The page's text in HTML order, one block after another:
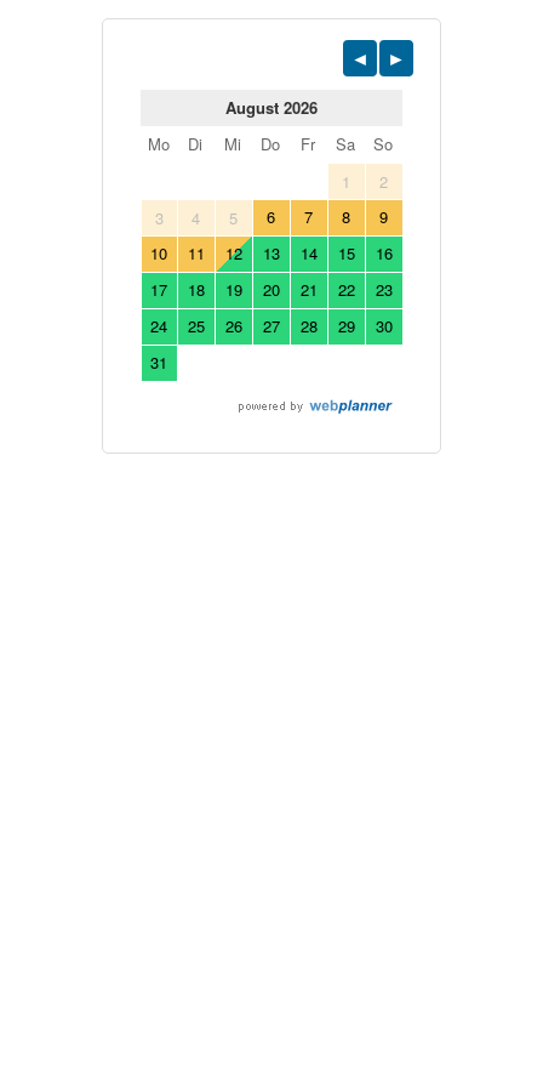
August 2026
Mo
Di Mi Do Fr Sa
So
1
2
3
4 5 6 7 8
9
10
11 12 13 14 15
16
17
18 19 20 21 22
23
24
25 26 27 28 29
30
31